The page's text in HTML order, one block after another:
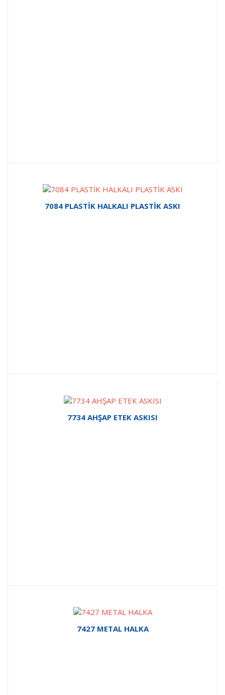
7084 PLASTİK HALKALI PLASTİK ASKI
7734 AHŞAP ETEK ASKISI
7427 METAL HALKA